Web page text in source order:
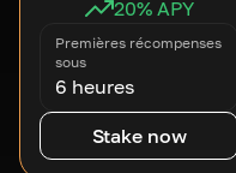
20% APY
Premières récompenses
sous
6 heures
Stake now